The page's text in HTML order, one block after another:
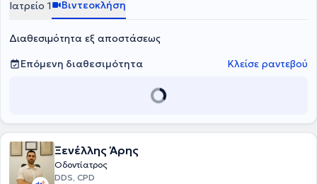
ιατρείο, με ελβετική τεχνογνωσία, αντιμετωπίζονται χειρουργικά
οστεονέκρωσης των γνάθων, αντιμετώπιση κροταφογναθικού
του προσώπου.
Ιατρείο 1 Βιντεοκλήση
Διαθεσιμότητα εξ αποστάσεως
Επόμενη διαθεσιμότητα
Κλείσε ραντεβού
Ξενέλλης Άρης
Οδοντίατρος
DDS, CPD